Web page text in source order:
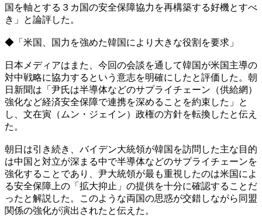
国を軸とする３カ国の安全保障協力を再構築する好機とすべ
き」と論評した。
◆「米国、国力を強めた韓国により大きな役割を要求」
日本メディアはまた、今回の会談を通して韓国が米国主導の
対中戦略に協力するという意志を明確にしたと評価した。朝
日新聞は「尹氏は半導体などのサプライチェーン（供給網）
強化など経済安全保障で連携を深めることを約束した」と
し、文在寅（ムン・ジェイン）政権の方針を転換したと伝え
た。
朝日は引き続き、バイデン大統領が韓国を訪問した主な目的
は中国と対立が深まる中で半導体などのサプライチェーンを
強化することであり、尹大統領が最も重視したのは米国によ
る安全保障上の「拡大抑止」の提供を十分に確認することだ
ったと解説した。このような両国の思惑が交錯しながら同盟
関係の強化が演出されたと伝えた。